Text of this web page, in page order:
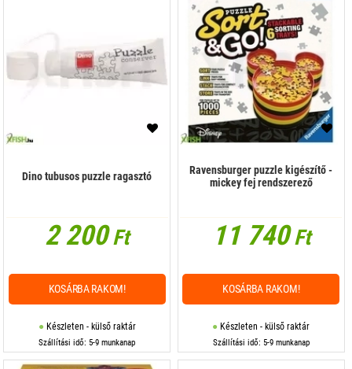
Puzzle-kiegészítő
Dino tubusos puzzle ragasztó
2 200Ft
Készleten - külső raktár
Szállítási idő: 5-9 munkanap
KOSÁRBA RAKOM!
Ravensburger puzzle kigészítő -
mickey fej rendszerező
11 740Ft
Készleten - külső raktár
Szállítási idő: 5-9 munkanap
KOSÁRBA RAKOM!